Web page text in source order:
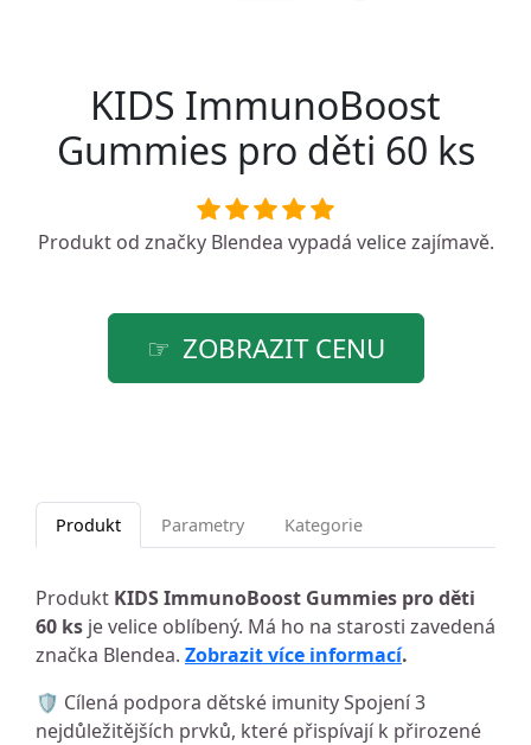
KIDS ImmunoBoost
Gummies pro děti 60 ks
Produkt od značky Blendea vypadá velice zajímavě.
ZOBRAZIT CENU
Produkt Parametry Kategorie
Produkt KIDS ImmunoBoost Gummies pro děti
60 ks je velice oblíbený. Má ho na starosti zavedená
značka Blendea. Zobrazit více informací.
🛡️ Cílená podpora dětské imunity Spojení 3
nejdůležitějších prvků, které přispívají k přirozené